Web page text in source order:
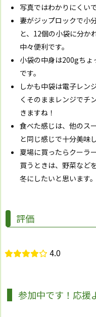
写真ではわかりにくい
妻がジップロックで小
と、12個の小袋に分か
中々便利です。
小袋の中身は200gちょ
です。
しかも中袋は電子レン
くそのままレンジでチ
きますね！
食べた感じは、他のス
と同じ感じで十分美味
夏場に買ったらクーラ
買うときは、野菜など
冬にしたいと思います。
評価
4.0
参加中です！応援